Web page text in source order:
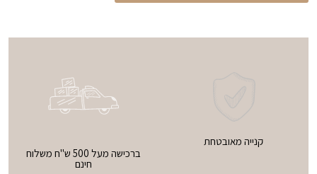
קנייה מאובטחת
ברכישה מעל 500 ש"ח משלוח
חינם